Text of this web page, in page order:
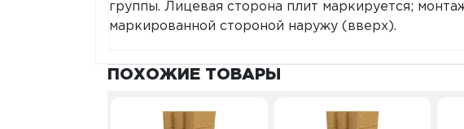
группы. Лицевая сторона плит маркируется;
маркированной стороной наружу (вверх).
ПОХОЖИЕ ТОВАРЫ